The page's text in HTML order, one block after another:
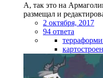
А, так это на
размещал и
2 октября, 2017
94 ответа